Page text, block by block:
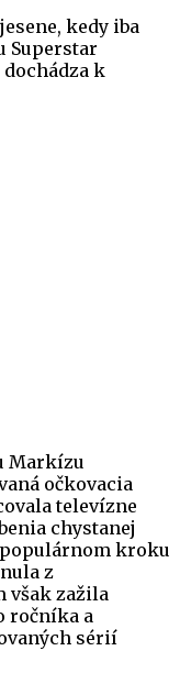
kedy iba
Superstar
k
Markízu
očkovacia
televízne
chystanej
kroku
z
však zažila
ročníka a
sérií